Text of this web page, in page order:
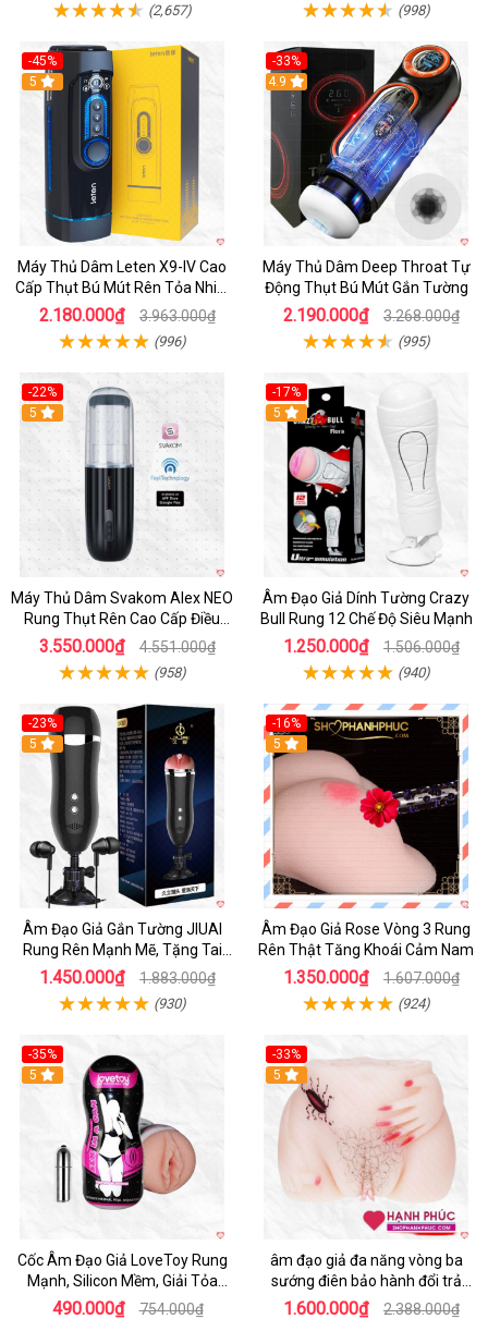
(2,657) (998)
-45%
Hot
5
Máy Thủ Dâm Leten X9-IV Cao
Cấp Thụt Bú Mút Rên Tỏa Nhiệt
Sạc Pin
2.180.000₫ 3.963.000₫
(996)
-33%
Hot
4.9
Máy Thủ Dâm Deep Throat Tự
Động Thụt Bú Mút Gắn Tường
2.190.000₫ 3.268.000₫
(995)
-22%
5
Máy Thủ Dâm Svakom Alex NEO
Rung Thụt Rên Cao Cấp Điều
Khiển App
3.550.000₫ 4.551.000₫
(958)
-17%
5
Âm Đạo Giả Dính Tường Crazy
Bull Rung 12 Chế Độ Siêu Mạnh
1.250.000₫ 1.506.000₫
(940)
-23%
5
Âm Đạo Giả Gắn Tường JIUAI
Rung Rên Mạnh Mẽ, Tặng Tai
Nghe
1.450.000₫ 1.883.000₫
(930)
-16%
5
Âm Đạo Giả Rose Vòng 3 Rung
Rên Thật Tăng Khoái Cảm Nam
1.350.000₫ 1.607.000₫
(924)
-35%
5
Cốc Âm Đạo Giả LoveToy Rung
Mạnh, Silicon Mềm, Giải Tỏa
Sinh Lý
490.000₫ 754.000₫
-33%
5
âm đạo giả đa năng vòng ba
sướng điên bảo hành đổi trả
nhanh
1.600.000₫ 2.388.000₫